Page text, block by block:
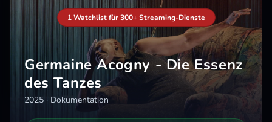
Hinzufügen
1 Watchlist für 300+ Streaming-Dienste
Germaine Acogny - Die Essenz
des Tanzes
2025 · Dokumentation